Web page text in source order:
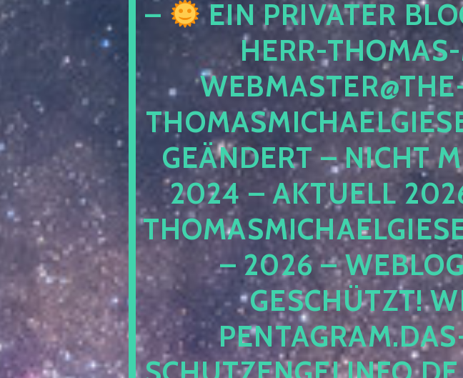
–
EIN PRIVATER
HERR-
GEÄNDERT – NICHT
2024 – AKTUELL
– 2026 – WEBLOG
ESCHÜTZT!
ENTAGRAM.DAS-